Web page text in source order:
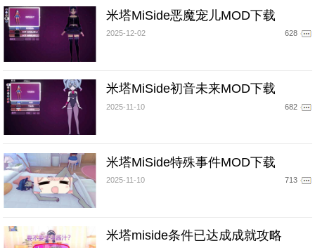
米塔MiSide恶魔宠儿MOD下载
2025-12-02 628
米塔MiSide初音未来MOD下载
2025-11-10 682
米塔MiSide特殊事件MOD下载
2025-11-10 713
米塔miside条件已达成成就攻略